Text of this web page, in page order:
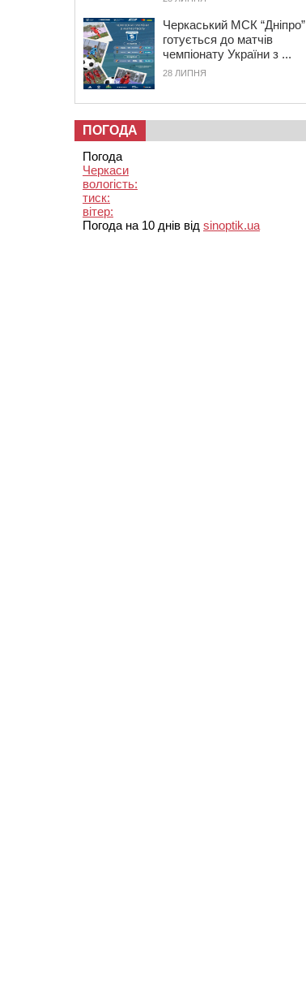
Черкаський МСК “Дніпро”
готується до матчів
чемпіонату України з ...
28 ЛИПНЯ
ПОГОДА
Погода
Черкаси
вологість:
тиск:
вітер:
Погода на 10 днів від sinoptik.ua